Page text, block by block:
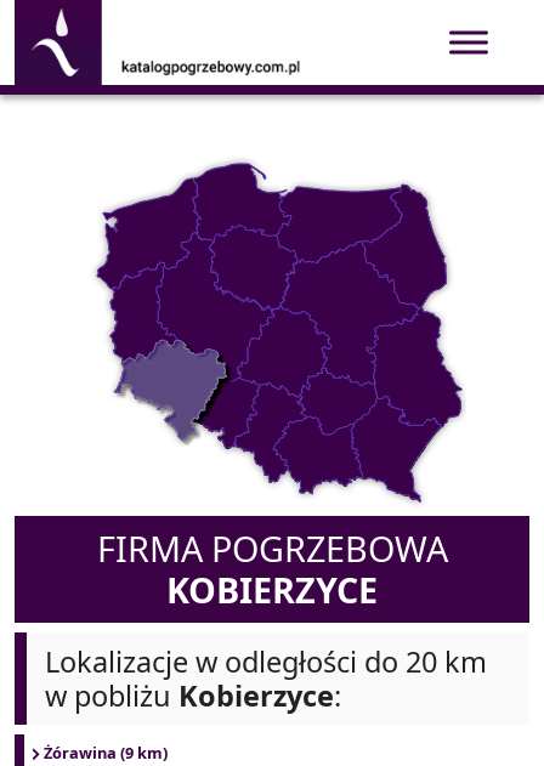
FIRMA POGRZEBOWA
KOBIERZYCE
Lokalizacje w odległości do 20 km
w pobliżu Kobierzyce:
Żórawina (9 km)